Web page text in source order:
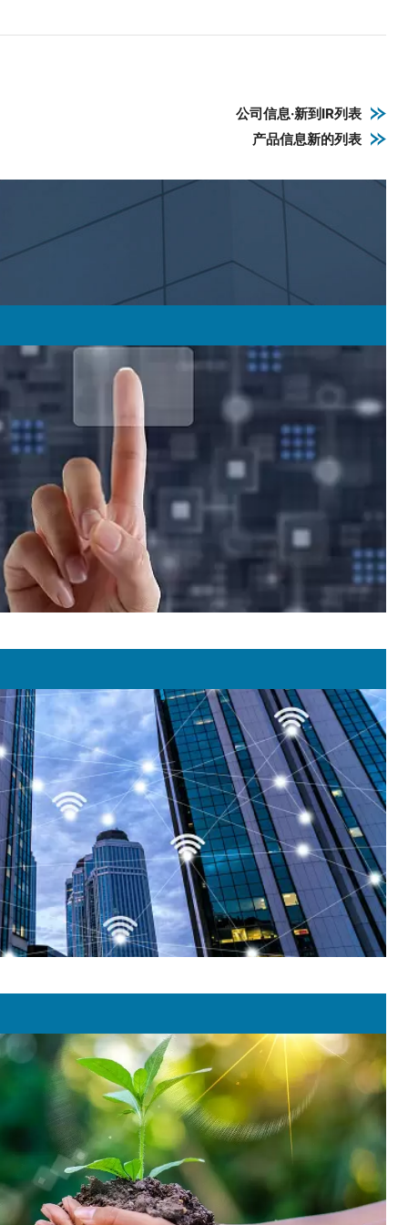
公司信息·新到IR列表
产品信息新的列表